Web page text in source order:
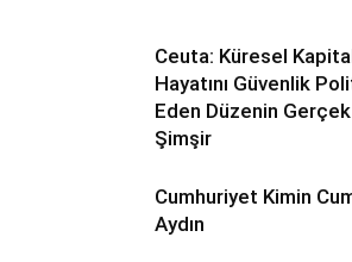
Ceuta: Küresel
Hayatını Güvenlik
Eden Düzenin
Şimşir
Cumhuriyet Kimin
Aydın